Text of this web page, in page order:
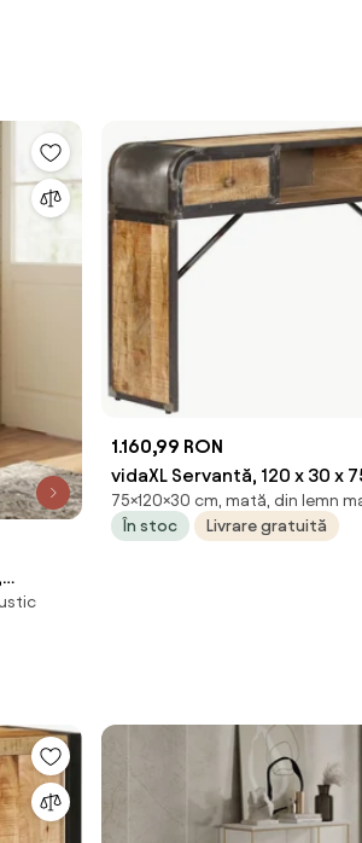
-
1.160,99 RON
vidaXL Servantă, 120 x 30 x
masiv de mango
75×120×30 cm, mată, din lemn
În stoc
Livrare gratuită